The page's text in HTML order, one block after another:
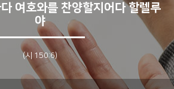
여호와를 찬양할지어다 할렐루
야
(시 150:6)